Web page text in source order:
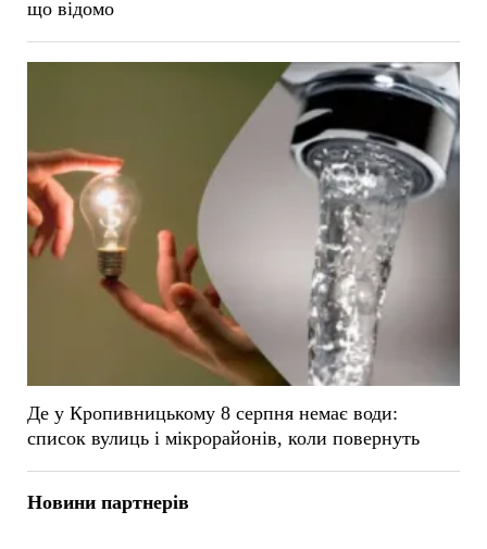
що відомо
Де у Кропивницькому 8 серпня немає води:
список вулиць і мікрорайонів, коли повернуть
Новини партнерів